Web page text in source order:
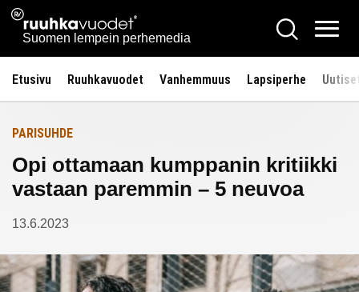
Siirry
sisältöön
Ruuhkavuodet.fi
Suomen lempein perhemedia
Hae
Etusivu Ruuhkavuodet Vanhemmuus Lapsiperhe
Etusivulle
PARISUHDE
Opi ottamaan kumppanin kritiikki
vastaan paremmin – 5 neuvoa
13.6.2023